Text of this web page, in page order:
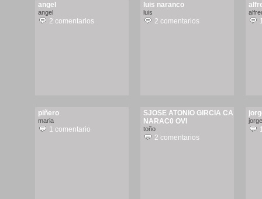
angel
angel
2 comentarios
luis naranco
luis
2 comentarios
piñero
maria
1 comentario
SJOSE ATONIO GIRCIA CA
NARAC0 OVI
toño
2 comentarios
jorge